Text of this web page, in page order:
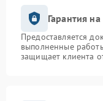
Гарантия
Предоставляется
выполненные
защищает клиента